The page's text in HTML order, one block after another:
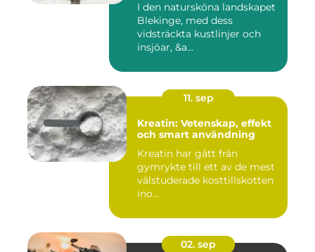
I den natursköna landskapet
Blekinge, med dess
vidsträckta kustlinjer och
insjöar, &a...
11. sep
Kreatin: Vetenskap, effekt
och smart användning
Kreatin har gått från
gymrykte till ett av de mest
välstuderade kosttillskotten
ino...
02. sep